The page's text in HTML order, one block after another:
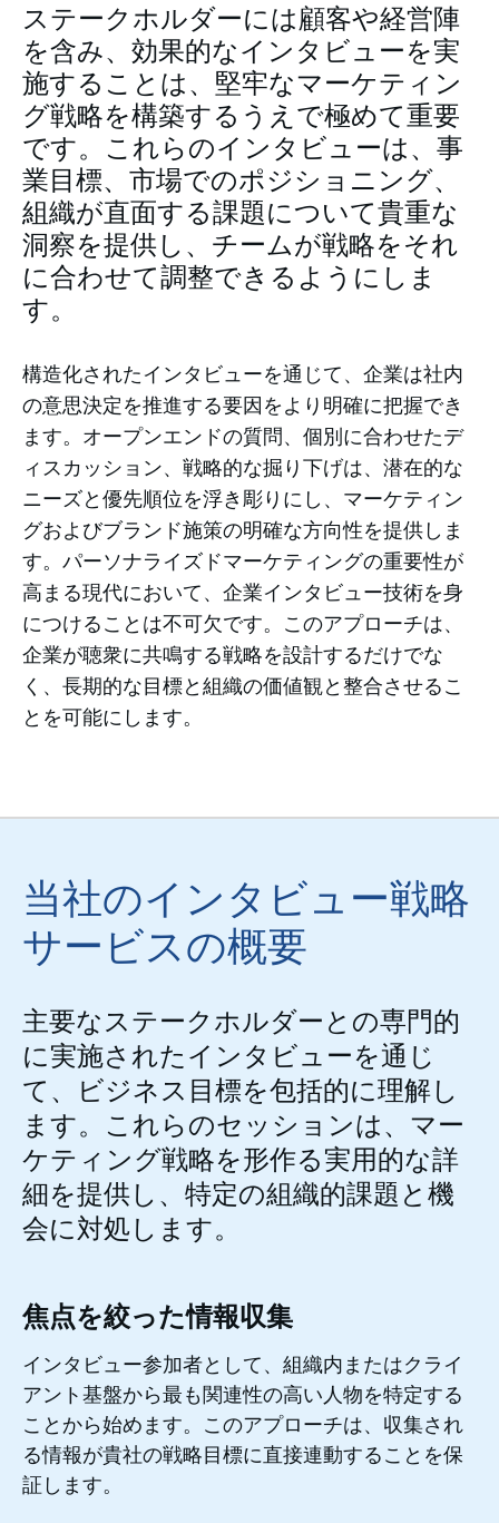
ステークホルダーには顧客や経営陣
を含み、効果的なインタビューを実
施することは、堅牢なマーケティン
グ戦略を構築するうえで極めて重要
です。これらのインタビューは、事
業目標、市場でのポジショニング、
組織が直面する課題について貴重な
洞察を提供し、チームが戦略をそれ
に合わせて調整できるようにしま
す。
構造化されたインタビューを通じて、企業は社内
の意思決定を推進する要因をより明確に把握でき
ます。オープンエンドの質問、個別に合わせたデ
ィスカッション、戦略的な掘り下げは、潜在的な
ニーズと優先順位を浮き彫りにし、マーケティン
グおよびブランド施策の明確な方向性を提供しま
す。パーソナライズドマーケティングの重要性が
高まる現代において、企業インタビュー技術を身
につけることは不可欠です。このアプローチは、
企業が聴衆に共鳴する戦略を設計するだけでな
く、長期的な目標と組織の価値観と整合させるこ
とを可能にします。
当社のインタビュー戦略
サービスの概要
主要なステークホルダーとの専門的
に実施されたインタビューを通じ
て、ビジネス目標を包括的に理解し
ます。これらのセッションは、マー
ケティング戦略を形作る実用的な詳
細を提供し、特定の組織的課題と機
会に対処します。
焦点を絞った情報収集
インタビュー参加者として、組織内またはクライ
アント基盤から最も関連性の高い人物を特定する
ことから始めます。このアプローチは、収集され
る情報が貴社の戦略目標に直接連動することを保
証します。